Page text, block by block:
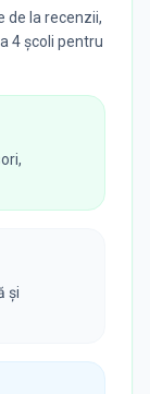
de la recenzii,
4 școli pentru
și